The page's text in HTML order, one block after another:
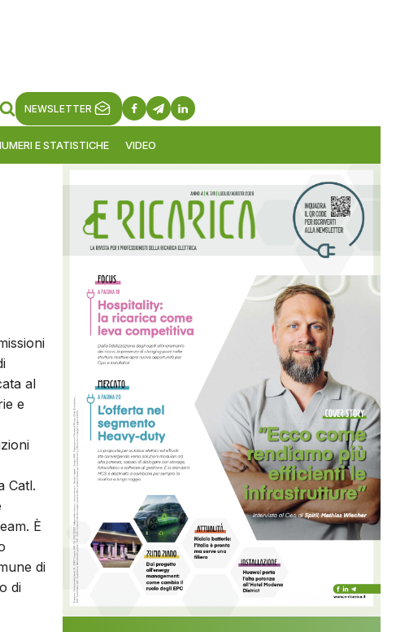
NEWSLETTER
E STATISTICHE VIDEO
al
e
Catl.
È
di
di